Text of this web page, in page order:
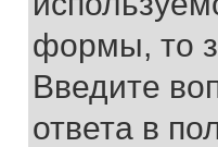
формы, то
Введите
ответа в